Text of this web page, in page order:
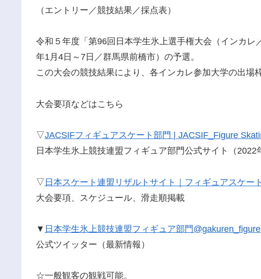
（エントリー／競技結果／採点表）
令和５年度「第96回日本学生氷上選手権大会（インカ
年1月4日～7日／群馬県前橋市）の予選。
この大会の競技結果により、各インカレ参加大学の出場
大会要項などはこちら
▽JACSIFフィギュアスケート部門 | JACSIF_Figure
日本学生氷上競技連盟フィギュア部門公式サイト（2022
▽ 日本スケート連盟リザルトサイト｜フィギュアスケー
大会要項、スケジュール、滑走順掲載
▼ 日本学生氷上競技連盟フィギュア部門@gakuren_figure
公式ツイッター（最新情報）
☆一般観客の観戦可能。